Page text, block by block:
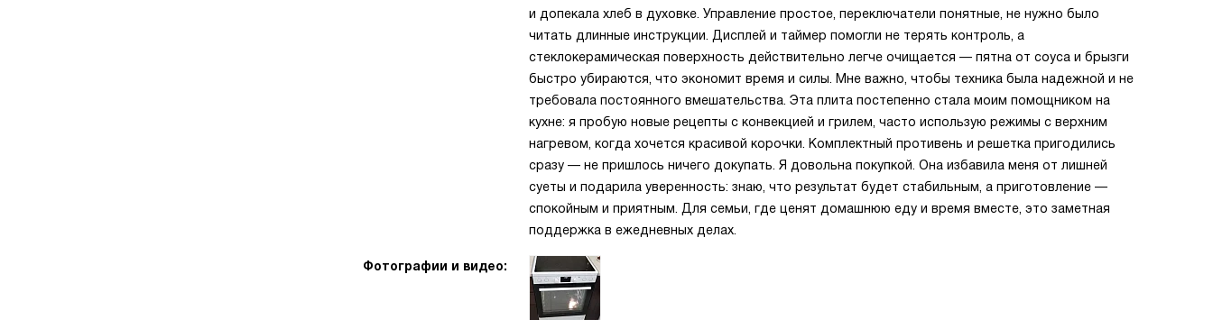
и допекала хлеб в духовке. Управление простое, переключатели понятные, не нужно было
читать длинные инструкции. Дисплей и таймер помогли не терять контроль, а
стеклокерамическая поверхность действительно легче очищается — пятна от соуса и брызги
быстро убираются, что экономит время и силы. Мне важно, чтобы техника была надежной и не
требовала постоянного вмешательства. Эта плита постепенно стала моим помощником на
кухне: я пробую новые рецепты с конвекцией и грилем, часто использую режимы с верхним
нагревом, когда хочется красивой корочки. Комплектный противень и решетка пригодились
сразу — не пришлось ничего докупать. Я довольна покупкой. Она избавила меня от лишней
суеты и подарила уверенность: знаю, что результат будет стабильным, а приготовление —
спокойным и приятным. Для семьи, где ценят домашнюю еду и время вместе, это заметная
поддержка в ежедневных делах.
Фотографии и видео: